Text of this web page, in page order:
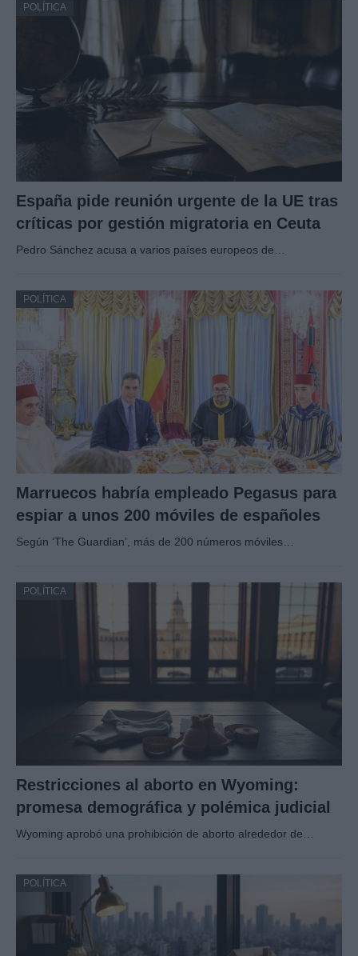
POLÍTICA
España pide reunión urgente de la UE tras
críticas por gestión migratoria en Ceuta
Pedro Sánchez acusa a varios países europeos de…
POLÍTICA
Marruecos habría empleado Pegasus para
espiar a unos 200 móviles de españoles
Según ‘The Guardian’, más de 200 números móviles…
POLÍTICA
Restricciones al aborto en Wyoming:
promesa demográfica y polémica judicial
Wyoming aprobó una prohibición de aborto alrededor de…
POLÍTICA